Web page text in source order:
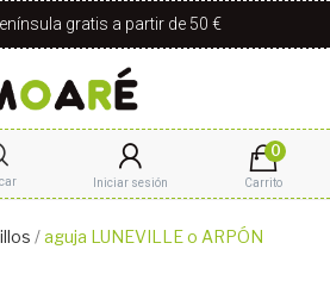
gratis a partir de 50 €
Iniciar sesión
0
Carrito
aguja LUNEVILLE o ARPÓN